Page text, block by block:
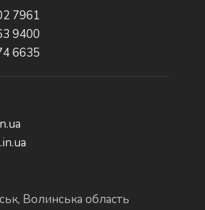
7961
9400
6635
Волинська область